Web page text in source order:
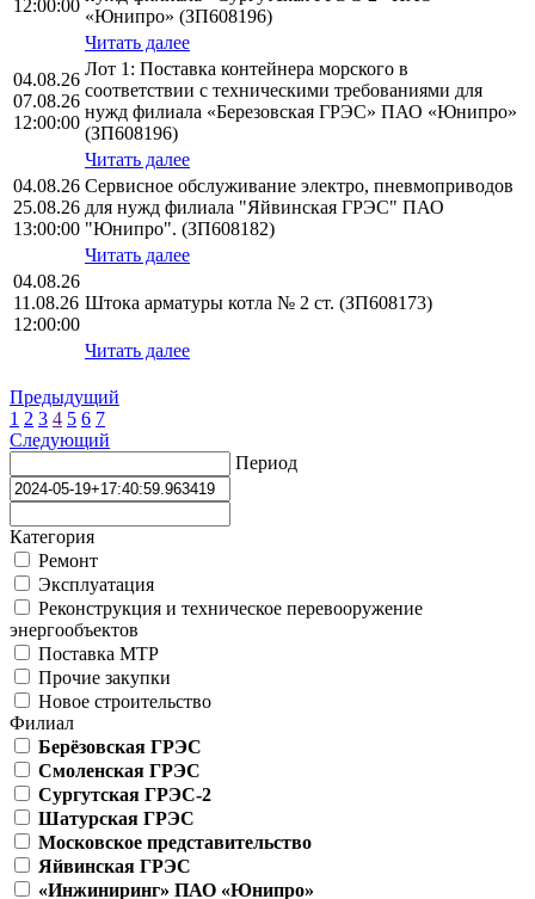
12:00:00
«Юнипро» (ЗП608196)
Читать далее
04.08.26
07.08.26
12:00:00
Лот 1: Поставка контейнера морского в
соответствии с техническими требованиями для
нужд филиала «Березовская ГРЭС» ПАО «Юнипро»
(ЗП608196)
Читать далее
04.08.26
25.08.26
13:00:00
Сервисное обслуживание электро, пневмоприводов
для нужд филиала "Яйвинская ГРЭС" ПАО
"Юнипро". (ЗП608182)
Читать далее
04.08.26
11.08.26
12:00:00
Штока арматуры котла № 2 ст. (ЗП608173)
Читать далее
Предыдущий
1 2 3 4 5 6 7
Следующий
Период
Категория
Ремонт
Эксплуатация
Реконструкция и техническое перевооружение
энергообъектов
Поставка МТР
Прочие закупки
Новое строительство
Филиал
Берёзовская ГРЭС
Смоленская ГРЭС
Сургутская ГРЭС-2
Шатурская ГРЭС
Московское представительство
Яйвинская ГРЭС
«Инжиниринг» ПАО «Юнипро»